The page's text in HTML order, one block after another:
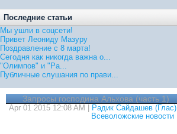
Последние статьи
Мы ушли в соцсети!
Привет Леониду Мазуру
Поздравление с 8 марта!
Сегодня как никогда важна о...
"Олимпов" и "Ра...
Публичные слушания по прави...
Запросы господина Альхова (часть 1)
Apr 01 2015 12:08 AM | Радик Сайдашев (Глас)
Всеволожские новости